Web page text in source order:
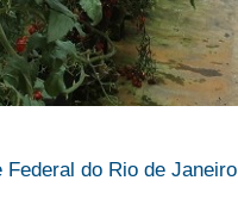
do Rio de Janeiro